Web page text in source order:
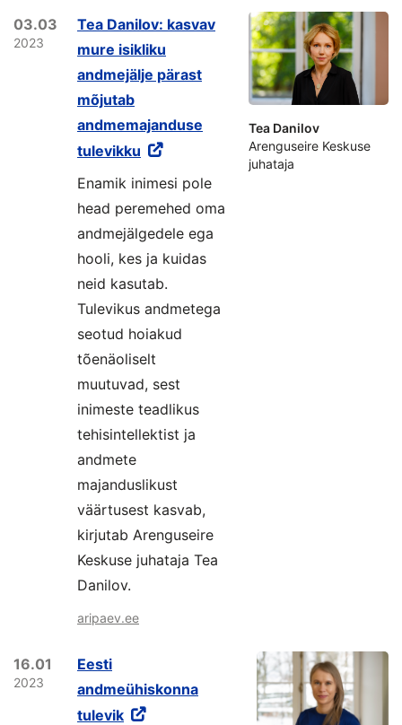
03.03
2023
Tea Danilov: kasvav
mure isikliku
andmejälje pärast
mõjutab
andmemajanduse
tulevikku
Enamik inimesi pole
head peremehed oma
andmejälgedele ega
hooli, kes ja kuidas
neid kasutab.
Tulevikus andmetega
seotud hoiakud
tõenäoliselt
muutuvad, sest
inimeste teadlikus
tehisintellektist ja
andmete
majanduslikust
väärtusest kasvab,
kirjutab Arenguseire
Keskuse juhataja Tea
Danilov.
aripaev.ee
Tea Danilov
Arenguseire Keskuse
juhataja
16.01
2023
Eesti
andmeühiskonna
tulevik